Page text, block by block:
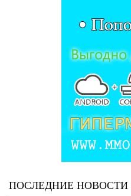
ПОСЛЕДНИЕ НОВОСТИ